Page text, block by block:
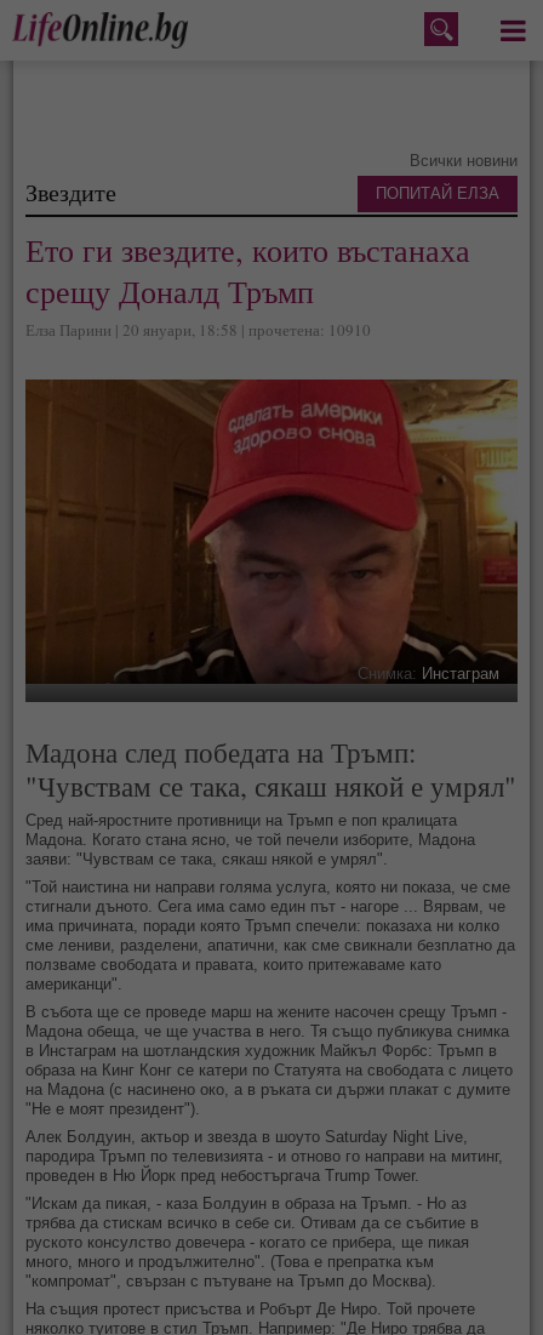
Меню
Всички новини
Звездите
Ето ги звездите, които въстанаха
срещу Доналд Тръмп
Елза Парини | 20 януари, 18:58 | прочетена: 10910
Снимка: Инстаграм
Мадона след победата на Тръмп:
"Чувствам се така, сякаш някой е умрял"
Сред най-яростните противници на Тръмп е поп кралицата
Мадона. Когато стана ясно, че той печели изборите, Мадона
заяви: "Чувствам се така, сякаш някой е умрял".
"Той наистина ни направи голяма услуга, която ни показа, че сме
стигнали дъното. Сега има само един път - нагоре ... Вярвам, че
има причината, поради която Тръмп спечели: показаха ни колко
сме лениви, разделени, апатични, как сме свикнали безплатно да
ползваме свободата и правата, които притежаваме като
американци".
В събота ще се проведе марш на жените насочен срещу Тръмп -
Мадона обеща, че ще участва в него. Тя също публикува снимка
в Инстаграм на шотландския художник Майкъл Форбс: Тръмп в
образа на Кинг Конг се катери по Статуята на свободата с лицето
на Мадона (с насинено око, а в ръката си държи плакат с думите
"Не е моят президент").
Алек Болдуин, актьор и звезда в шоуто Saturday Night Live,
пародира Тръмп по телевизията - и отново го направи на митинг,
проведен в Ню Йорк пред небостъргача Trump Tower.
"Искам да пикая, - каза Болдуин в образа на Тръмп. - Но аз
трябва да стискам всичко в себе си. Отивам да се събитие в
руското консулство довечера - когато се прибера, ще пикая
много, много и продължително". (Това е препратка към
"компромат", свързан с пътуване на Тръмп до Москва).
На същия протест присъства и Робърт Де Ниро. Той прочете
няколко туитове в стил Тръмп. Например: "Де Ниро трябва да
ПОПИТАЙ ЕЛЗА